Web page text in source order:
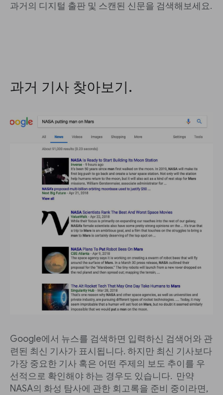
과거의 디지털 출판 및 스캔된 신문을 검색해보세요.
과거 기사 찾아보기.
Google에서 뉴스를 검색하면 입력하신 검색어와 관
련된 최신 기사가 표시됩니다. 하지만 최신 기사보다
가장 중요한 기사 혹은 어떤 주제의 보도 추이를 우
선적으로 확인해야 하는 경우도 있습니다. 만약
NASA의 화성 탐사에 관한 회고록을 준비 중이라면,